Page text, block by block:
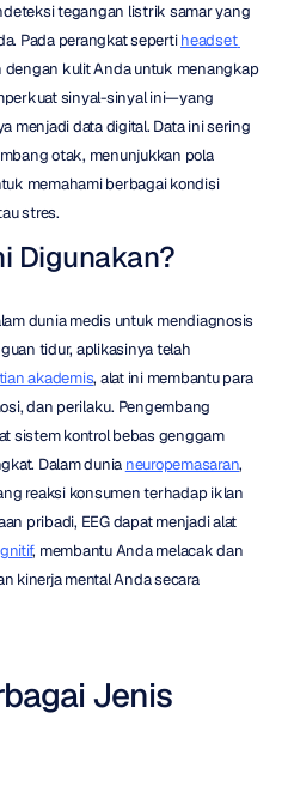
tegangan listrik samar yang
Pada perangkat seperti headset
dengan kulit Anda untuk menangkap
sinyal-sinyal ini—yang
menjadi data digital. Data ini sering
otak, menunjukkan pola
memahami berbagai kondisi
stres.
Digunakan?
dunia medis untuk mendiagnosis
tidur, aplikasinya telah
akademis, alat ini membantu para
dan perilaku. Pengembang
sistem kontrol bebas genggam
Dalam dunia neuropemasaran,
reaksi konsumen terhadap iklan
pribadi, EEG dapat menjadi alat
, membantu Anda melacak dan
kinerja mental Anda secara
Jenis